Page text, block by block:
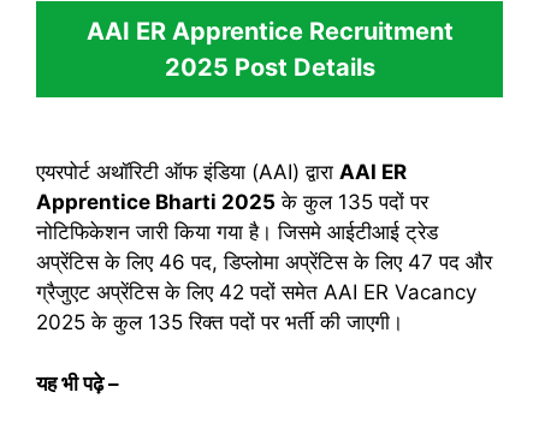
AAI ER Apprentice Recruitment
2025 Post Details
एयरपोर्ट अथॉरिटी ऑफ इंडिया (AAI) द्वारा AAI ER
Apprentice Bharti 2025 के कुल 135 पदों पर
नोटिफिकेशन जारी किया गया है। जिसमे आईटीआई ट्रेड
अप्रेंटिस के लिए 46 पद, डिप्लोमा अप्रेंटिस के लिए 47 पद और
ग्रैजुएट अप्रेंटिस के लिए 42 पदों समेत AAI ER Vacancy
2025 के कुल 135 रिक्त पदों पर भर्ती की जाएगी।
यह भी पढ़े –